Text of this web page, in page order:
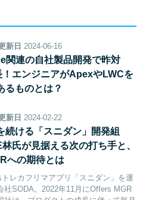
新日 2024-06-16
関連の自社製品開発で昨対
！エンジニアがApexやLWCを
るものとは？
新日 2024-02-22
続ける「スニダン」開発組
氏が見据える次の打ち手と、
への期待とは
レカフリマアプリ「スニダン」を運
社SODA。2022年11月にOffers MGR